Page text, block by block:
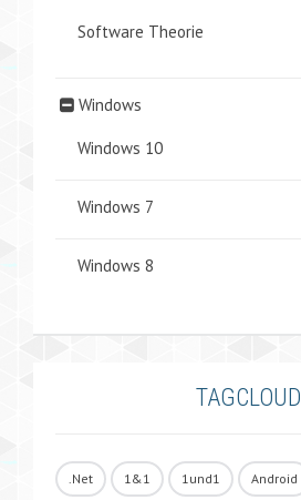
Software Theorie
Windows
Windows 10
Windows 7
Windows 8
TAGCLOUD
.Net 1&1 1und1 Android